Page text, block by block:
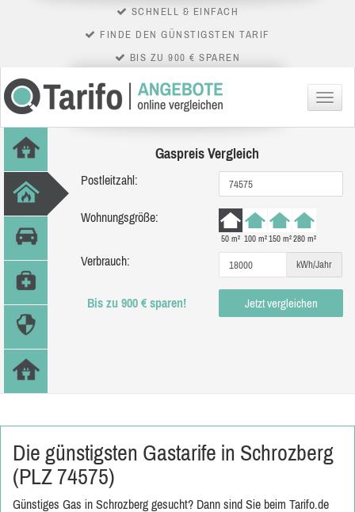
SCHNELL & EINFACH
FINDE DEN GÜNSTIGSTEN TARIF
BIS ZU 900 € SPAREN
Menü
Gaspreis Vergleich
Postleitzahl:
Wohnungsgröße:
50 m² 100 m²150 m²280 m²
Verbrauch: kWh/Jahr
Bis zu 900 € sparen! Jetzt vergleichen
Die günstigsten Gastarife in Schrozberg
(PLZ 74575)
Günstiges Gas in Schrozberg gesucht? Dann sind Sie beim Tarifo.de